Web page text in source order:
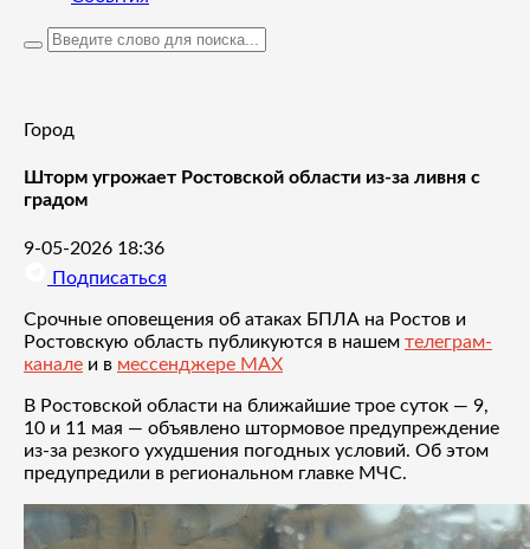
Город
Шторм угрожает Ростовской области из-за ливня с
градом
9-05-2026 18:36
Подписаться
Срочные оповещения об атаках БПЛА на Ростов и
Ростовскую область публикуются в нашем телеграм-
канале и в мессенджере MAX
В Ростовской области на ближайшие трое суток — 9,
10 и 11 мая — объявлено штормовое предупреждение
из-за резкого ухудшения погодных условий. Об этом
предупредили в региональном главке МЧС.